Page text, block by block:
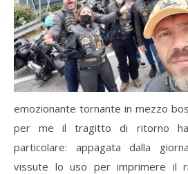
emozionante tornante in mezzo
per me il tragitto di ritorno
particolare: appagata dalla
vissute lo uso per imprimere il